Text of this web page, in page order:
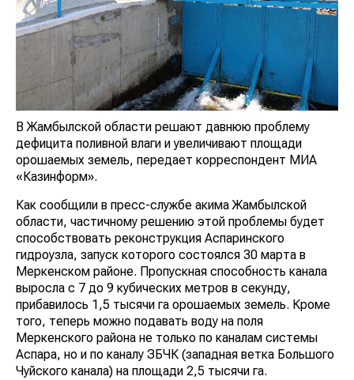
В Жамбылской области решают давнюю проблему
дефицита поливной влаги и увеличивают площади
орошаемых земель, передает корреспондент МИА
«Казинформ».
Как сообщили в пресс-службе акима Жамбылской
области, частичному решению этой проблемы будет
способствовать реконструкция Аспаринского
гидроузла, запуск которого состоялся 30 марта в
Меркенском районе. Пропускная способность канала
выросла с 7 до 9 кубических метров в секунду,
прибавилось 1,5 тысячи га орошаемых земель. Кроме
того, теперь можно подавать воду на поля
Меркенского района не только по каналам системы
Аспара, но и по каналу ЗБЧК (западная ветка
Большого Чуйского канала) на площади 2,5 тысячи га.